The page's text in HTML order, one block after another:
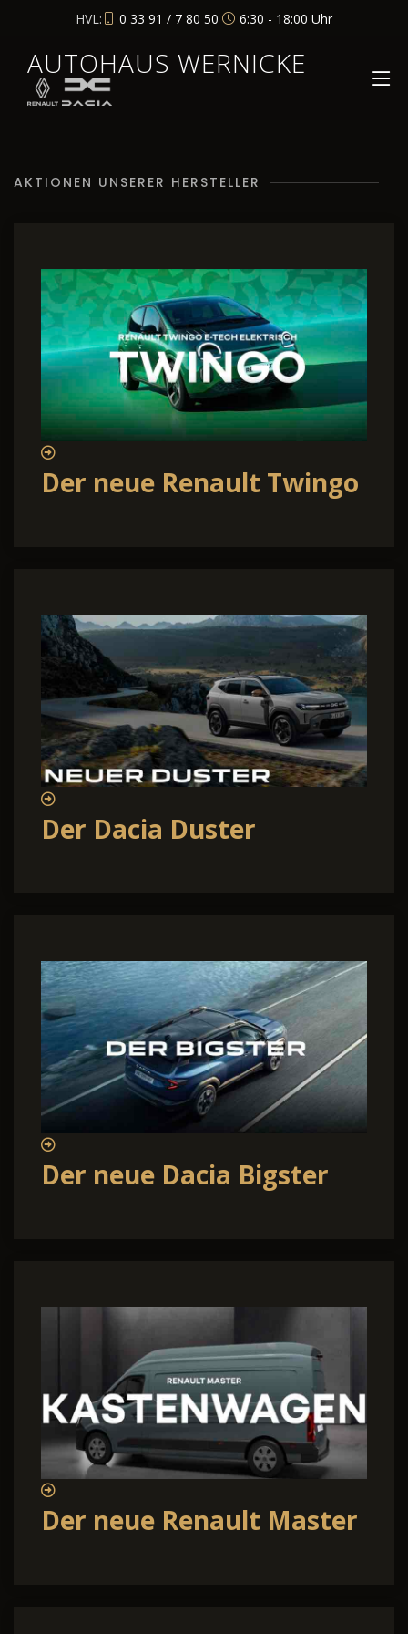
HVL: 0 33 91 / 7 80 50 6:30 - 18:00 Uhr
AUTOHAUS WERNICKE
AKTIONEN UNSERER HERSTELLER
Der neue Renault Twingo
Der Dacia Duster
Der neue Dacia Bigster
Der neue Renault Master